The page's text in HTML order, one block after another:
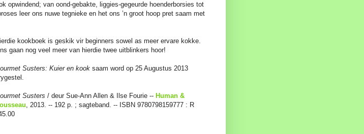
opwindend; van oond-gebakte, liggies-gegeurde hoenderborsies tot
leer ons nuwe tegnieke en het ons ’n groot hoop pret saam met
kookboek is geskik vir beginners sowel as meer ervare kokke.
gaan nog veel meer van hierdie twee uitblinkers hoor!
Susters: Kuier en kook saam word op 25 Augustus 2013
Susters / deur Sue-Ann Allen & Ilse Fourie -- Human &
, 2013. -- 192 p. ; sagteband. -- ISBN 9780798159777 : R